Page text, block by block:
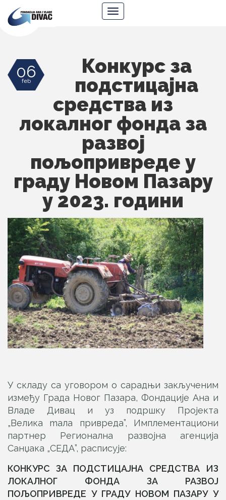
Ana
Navigacija
06
feb
Конкурс за
подстицајна
средства из
локалног фонда за
развој
пољопривреде у
граду Новом Пазару
у 2023. години
У складу са уговором о сарадњи закљученим
између Града Новог Пазара, Фондације Ана и
Владе Дивац и уз подршку Пројекта
„Велика mала привреда”, Имплементациони
партнер Регионална развојна агенција
Санџака „СЕДА”, расписује:
КОНКУРС ЗА ПОДСТИЦАЈНА СРЕДСТВА ИЗ
ЛОКАЛНОГ ФОНДА ЗА РАЗВОЈ
ПОЉОПРИВРЕДЕ У ГРАДУ НОВОМ ПАЗАРУ У